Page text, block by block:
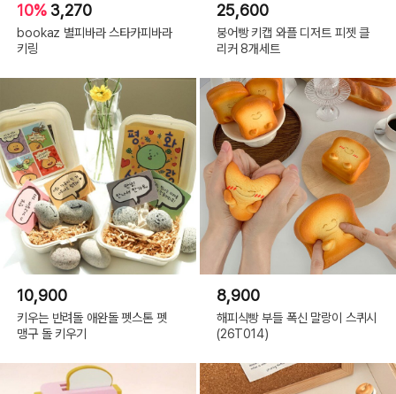
10% 3,270
bookaz 별피바라 스타카피바라
키링
25,600
붕어빵 키캡 와플 디저트 피젯 클
리커 8개세트
10,900
키우는 반려돌 애완돌 펫스톤 펫
맹구 돌 키우기
8,900
해피식빵 부들 폭신 말랑이 스퀴시
(26T014)